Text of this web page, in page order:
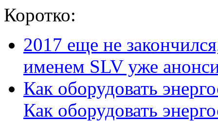
Коротко:
2017 еще не
именем SLV уже
Как оборудовать
Как оборудовать